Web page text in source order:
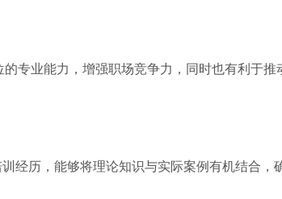
专业能力，增强职场竞争力，同时也有利于推
经历，能够将理论知识与实际案例有机结合，